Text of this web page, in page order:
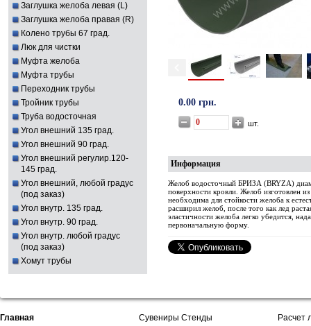
Заглушка желоба левая (L)
Заглушка желоба правая (R)
Колено трубы 67 град.
Люк для чистки
Муфта желоба
Муфта трубы
Переходник трубы
Тройник трубы
Труба водосточная
Угол внешний 135 град.
Угол внешний 90 град.
Угол внешний регулир.120-
145 град.
Угол внешний, любой градус
(под заказ)
Угол внутр. 135 град.
Угол внутр. 90 град.
Угол внутр. любой градус
(под заказ)
Хомут трубы
0.00 грн.
шт.
Информация
Желоб водосточный БРИЗА (BRYZA)
поверхности кровли. Желоб изготовлен
необходима для стойкости желоба к
расширил желоб, после того как лед
эластичности желоба легко убедится,
первоначальную форму.
Главная Сувениры Стенды Расчет